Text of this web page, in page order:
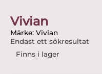
Vivian
Märke: Vivian
Endast ett sökresultat